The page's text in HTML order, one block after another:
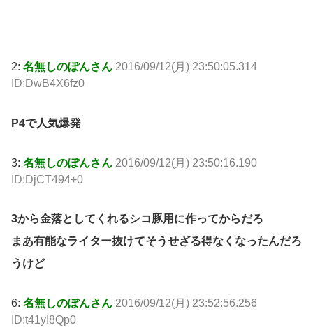
2: 名無しのぽんさん 2016/09/12(月) 23:50:05.314
ID:DwB4X6fz0
P4で人気爆発
3: 名無しのぽんさん 2016/09/12(月) 23:50:16.190
ID:DjCT494+0
3から金落としてくれるシコ豚用に作ってからだろ
まあ有能なライター抜けてそうせざる得なくなったんだろ
うけど
6: 名無しのぽんさん 2016/09/12(月) 23:52:56.256
ID:t41yI8Qp0